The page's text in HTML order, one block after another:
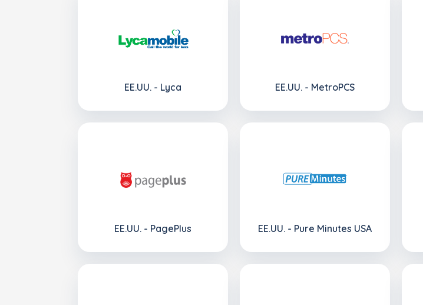
EE.UU. - Lyca EE.UU. - MetroPCS
EE.UU. - PagePlus EE.UU. - Pure Minutes USA